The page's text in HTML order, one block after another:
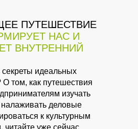
ПУТЕШЕСТВИЕ
НАС И
ВНУТРЕННИЙ
секреты идеальных
О том, как путешествия
изучать
деловые
к культурным